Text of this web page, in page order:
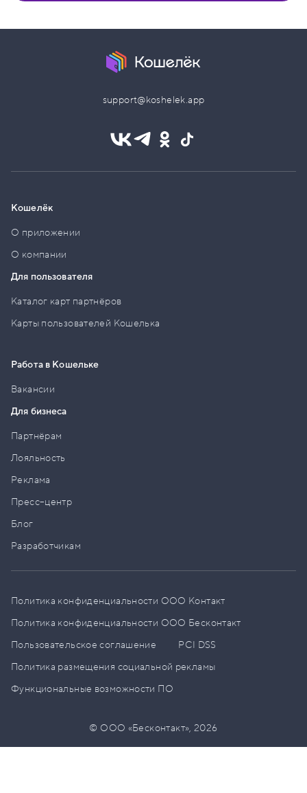
support@koshelek.app
Кошелёк
О приложении
О компании
Для пользователя
Каталог карт партнёров
Карты пользователей Кошелька
Работа в Кошельке
Вакансии
Для бизнеса
Партнёрам
Лояльность
Реклама
Пресс–центр
Блог
Разработчикам
Политика конфиденциальности ООО Контакт
Политика конфиденциальности ООО Бесконтакт
Пользовательское соглашение
PCI DSS
Политика размещения социальной рекламы
Функциональные возможности ПО
© ООО «Бесконтакт»,2026